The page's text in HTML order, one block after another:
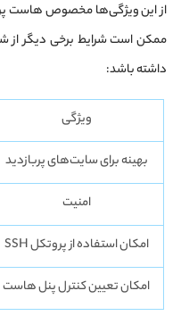
از این ویژگی‌ها مخصوص هاست‌
ممکن است شرایط برخی دیگر از
داشته باشد:
ویژگی
بهینه برای سایت‌های پربازدید
امنیت
امکان استفاده از پروتکل SSH
امکان تعیین کنترل پنل هاست